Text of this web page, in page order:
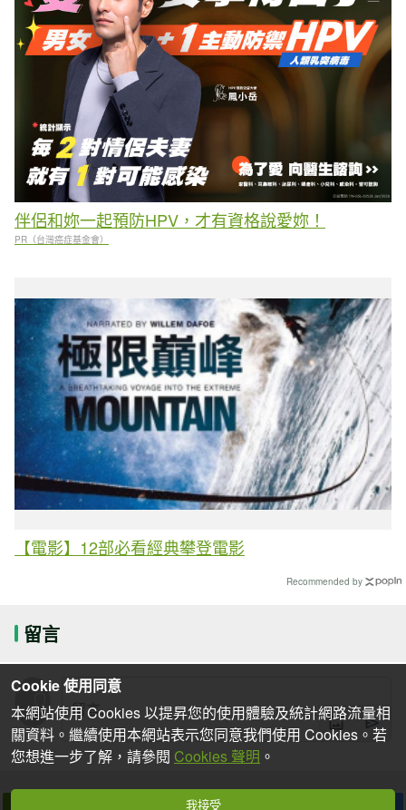
伴侶和妳一起預防HPV，才有資格說愛妳！
PR（台灣癌症基金會）
【電影】12部必看經典攀登電影
Recommended by
留言
Cookie 使用同意
本網站使用 Cookies 以提昇您的使用體驗及統計網路流量相
關資料。繼續使用本網站表示您同意我們使用 Cookies。若
您想進一步了解，請參閱 Cookies 聲明 。
我接受